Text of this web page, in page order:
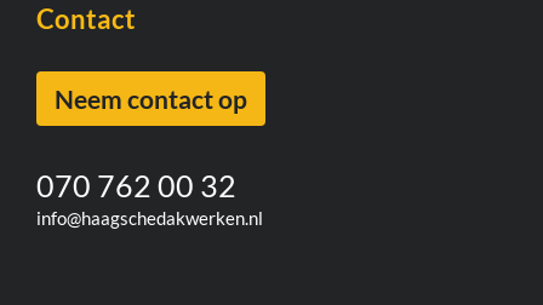
Contact
Neem contact op
070 762 00 32
info@haagschedakwerken.nl